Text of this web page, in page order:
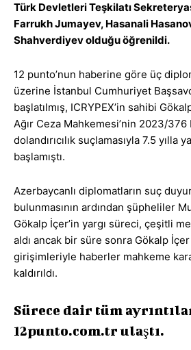
Türk Devletleri Teşkilatı
Farrukh Jumayev, Hasanali
Shahverdiyev olduğu öğrenildi.
12 punto’nun haberine göre üç
üzerine İstanbul Cumhuriyet
başlatılmış, ICRYPEX’in sahibi
Ağır Ceza Mahkemesi’nin 2023/376
dolandırıcılık suçlamasıyla 7.5 yılla
başlamıştı.
Azerbaycanlı diplomatların suç
bulunmasının ardından şüpheliler
Gökalp İçer’in yargı süreci, çeşitli
aldı ancak bir süre sonra Gökalp İçer
girişimleriyle haberler mahkeme
kaldırıldı.
Sürece dair tüm
12punto.com.tr ulaştı.